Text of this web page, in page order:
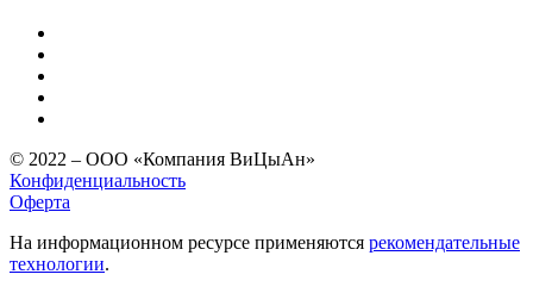
© 2022 – ООО «Компания ВиЦыАн»
Конфиденциальность
Оферта
На информационном ресурсе применяются рекомендательные
технологии.